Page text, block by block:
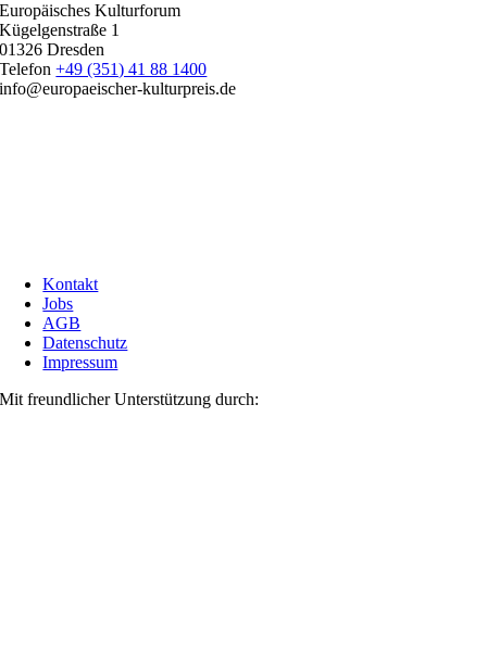
Europäisches Kulturforum
Kügelgenstraße 1
01326 Dresden
Telefon+49 (351) 41 88 1400
info@europaeischer-kulturpreis.de
Kontakt
Jobs
AGB
Datenschutz
Impressum
Mit freundlicher Unterstützung durch: